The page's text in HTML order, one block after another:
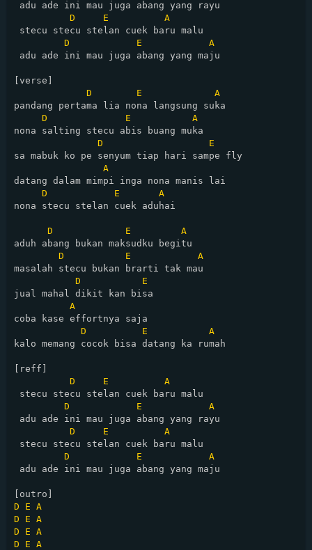
adu ade ini mau juga abang yang rayu
D
E
A
stecu stecu stelan cuek baru malu
D
E
A
adu ade ini mau juga abang yang maju
[verse]
D
E
A
pandang pertama lia nona langsung suka
D
E
A
nona salting stecu abis buang muka
D
E
sa mabuk ko pe senyum tiap hari sampe fly
A
datang dalam mimpi inga nona manis lai
D
E
A
nona stecu stelan cuek aduhai
D E
A
aduh abang bukan maksudku begitu
D
E
A
masalah stecu bukan brarti tak mau
D
E
jual mahal dikit kan bisa
A
coba kase effortnya saja
D
E
A
kalo memang cocok bisa datang ka rumah
[reff]
D
E
A
stecu stecu stelan cuek baru malu
D
E
A
adu ade ini mau juga abang yang rayu
D
E
A
stecu stecu stelan cuek baru malu
D
E
A
adu ade ini mau juga abang yang maju
D
E A
D
E A
D
E A
D
E A